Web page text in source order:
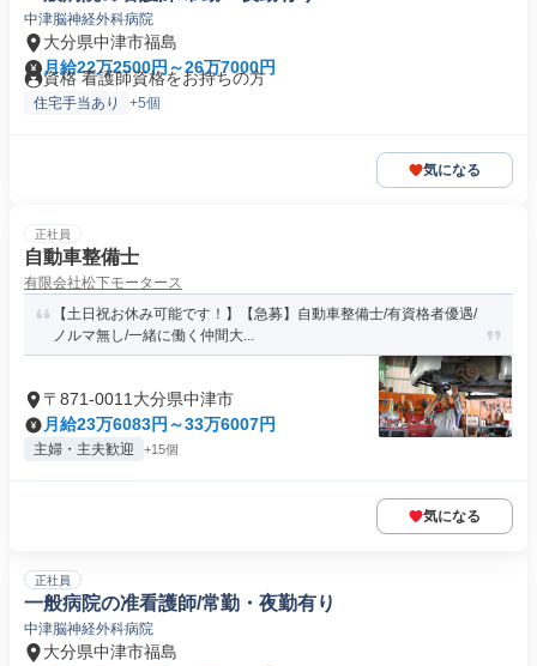
中津脳神経外科病院
大分県中津市福島
月給22万2500円～26万7000円
資格 看護師資格をお持ちの方
住宅手当あり +5個
気になる
正社員
自動車整備士
有限会社松下モータース
【土日祝お休み可能です！】【急募】自動車整備士/有資格者優遇/
ノルマ無し/一緒に働く仲間大...
〒871-0011大分県中津市
月給23万6083円～33万6007円
主婦・主夫歓迎 +15個
気になる
正社員
一般病院の准看護師/常勤・夜勤有り
中津脳神経外科病院
大分県中津市福島